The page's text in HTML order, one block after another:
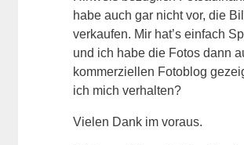
habe auch gar nicht vor, die
verkaufen. Mir hat’s einfach
und ich habe die Fotos dann
kommerziellen Fotoblog
ich mich verhalten?
Vielen Dank im voraus.